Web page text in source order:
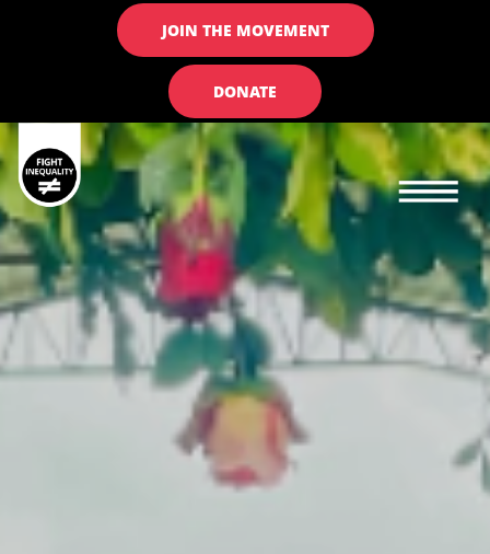
JOIN THE MOVEMENT
DONATE
Main navigation